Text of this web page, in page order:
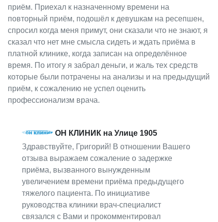
приём. Приехал к назначенному времени на
повторный приём, подошёл к девушкам на ресепшен,
спросил когда меня примут, они сказали что не знают, я
сказал что нет мне смысла сидеть и ждать приёма в
платной клинике, когда записан на определённое
время. По итогу я забрал деньги, и жаль тех средств
которые были потрачены на анализы и на предыдущий
приём, к сожалению не успел оценить
профессионализм врача.
ОН КЛИНИК на Улице 1905
Здравствуйте, Григорий! В отношении Вашего
отзыва выражаем сожаление о задержке
приёма, вызванного вынужденным
увеличением времени приёма предыдущего
тяжелого пациента. По инициативе
руководства клиники врач-специалист
связался с Вами и прокомментировал